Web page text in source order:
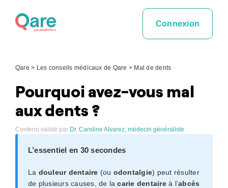
Connexion
Qare > Les conseils médicaux de Qare > Mal de dents
Pourquoi avez-vous mal
aux dents ?
Contenu validé par Dr. Caroline Alvarez, médecin généraliste.
L’essentiel en 30 secondes
La douleur dentaire (ou odontalgie) peut résulter
de plusieurs causes, de lacarie dentaireà l’abcès